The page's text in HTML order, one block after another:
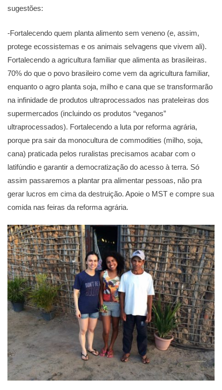
sugestões:
-Fortalecendo quem planta alimento sem veneno (e, assim,
protege ecossistemas e os animais selvagens que vivem ali).
Fortalecendo a agricultura familiar que alimenta as brasileiras.
70% do que o povo brasileiro come vem da agricultura familiar,
enquanto o agro planta soja, milho e cana que se transformarão
na infinidade de produtos ultraprocessados nas prateleiras dos
supermercados (incluindo os produtos “veganos”
ultraprocessados). Fortalecendo a luta por reforma agrária,
porque pra sair da monocultura de commodities (milho, soja,
cana) praticada pelos ruralistas precisamos acabar com o
latifúndio e garantir a democratização do acesso à terra. Só
assim passaremos a plantar pra alimentar pessoas, não pra
gerar lucros em cima da destruição. Apoie o MST e compre sua
comida nas feiras da reforma agrária.